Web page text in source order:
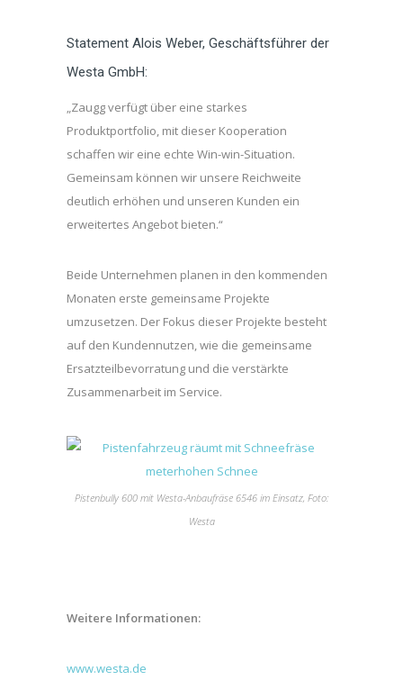
Statement Alois Weber, Geschäftsführer der
Westa GmbH:
„Zaugg verfügt über eine starkes
Produktportfolio, mit dieser Kooperation
schaffen wir eine echte Win-win-Situation.
Gemeinsam können wir unsere Reichweite
deutlich erhöhen und unseren Kunden ein
erweitertes Angebot bieten.“
Beide Unternehmen planen in den kommenden
Monaten erste gemeinsame Projekte
umzusetzen. Der Fokus dieser Projekte besteht
auf den Kundennutzen, wie die gemeinsame
Ersatzteilbevorratung und die verstärkte
Zusammenarbeit im Service.
Pistenbully 600 mit Westa-Anbaufräse 6546 im Einsatz, Foto:
Westa
Weitere Informationen:
www.westa.de